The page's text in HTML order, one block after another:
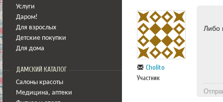
Услуги
Даром!
Для взрослых
Детские покупки
Для дома
ДАМСКИЙ КАТАЛОГ
Салоны красоты
Медицина, аптеки
Cholito
Участник
Либо